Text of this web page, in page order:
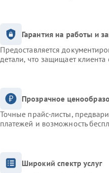
Гарантия на работы и
Предоставляется
детали, что защищает
Прозрачное
Точные прайс-листы,
платежей и возможность
Широкий спектр услуг